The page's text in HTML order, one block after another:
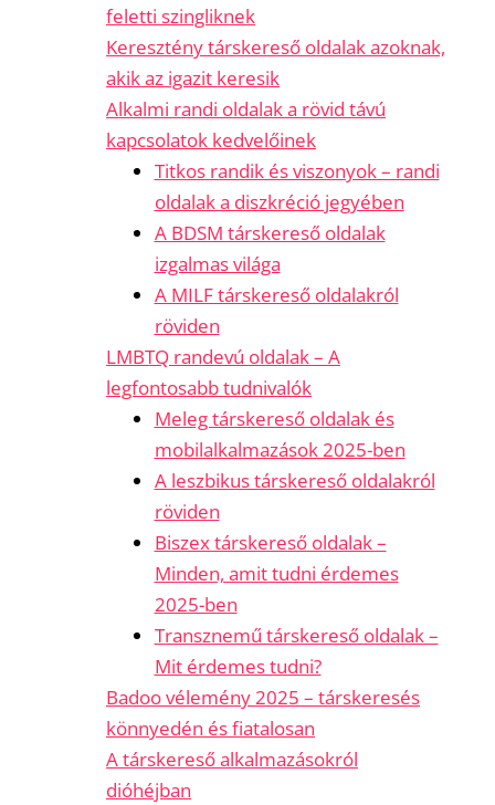
feletti szingliknek
Keresztény társkereső oldalak azoknak,
akik az igazit keresik
Alkalmi randi oldalak a rövid távú
kapcsolatok kedvelőinek
Titkos randik és viszonyok – randi
oldalak a diszkréció jegyében
A BDSM társkereső oldalak
izgalmas világa
A MILF társkereső oldalakról
röviden
LMBTQ randevú oldalak – A
legfontosabb tudnivalók
Meleg társkereső oldalak és
mobilalkalmazások 2025-ben
A leszbikus társkereső oldalakról
röviden
Biszex társkereső oldalak –
Minden, amit tudni érdemes
2025-ben
Transznemű társkereső oldalak –
Mit érdemes tudni?
Badoo vélemény 2025 – társkeresés
könnyedén és fiatalosan
A társkereső alkalmazásokról
dióhéjban